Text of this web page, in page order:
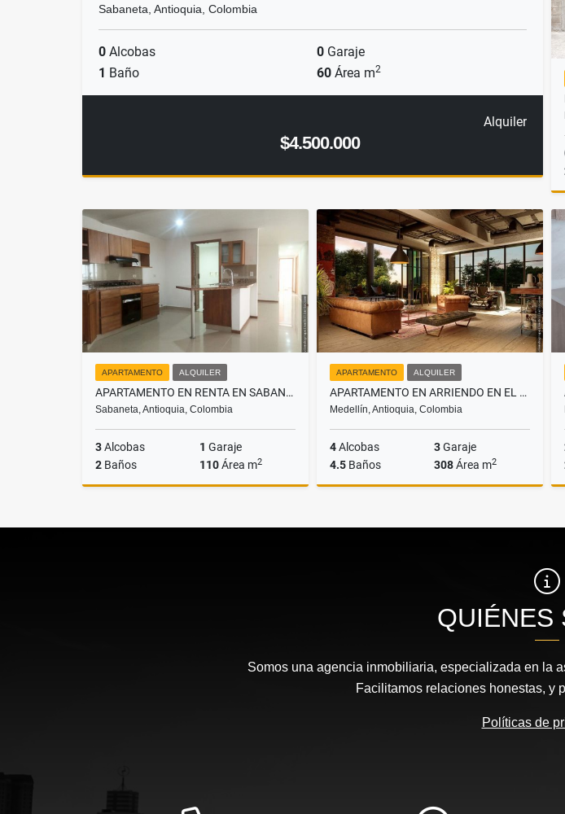
Sabaneta, Antioquia, Colombia
0 Alcobas 0 Garaje
1 Baño 60 Área m2
Alquiler
$4.500.000
APARTAMENTO ALQUILER
APARTAMENTO EN RENTA EN SABANETA , SECTOR LAS LOMITAS
Sabaneta, Antioquia, Colombia
3Alcobas 1 Garaje
2 Baños 110Área m2
$4.000.000
APARTAMENTO ALQUILER
APARTAMENTO EN ARRIENDO EN EL POBLADO, SECTOR MANILA
Medellín, Antioquia, Colombia
4Alcobas 3Garaje
4.5 Baños 308Área m2
$40.000.000
QUIÉNES
Somos una agencia inmobiliaria, especializada en la
Facilitamos relaciones honestas, y
Políticas de